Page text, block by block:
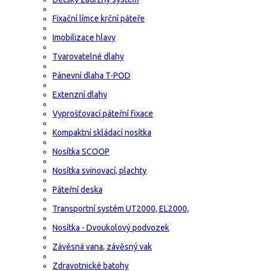
Fixační límce krční páteře
Imobilizace hlavy
Tvarovatelné dlahy
Pánevní dlaha T-POD
Extenzní dlahy
Vyprošťovací páteřní fixace
Kompaktní skládací nosítka
Nosítka SCOOP
Nosítka svinovací, plachty
Páteřní deska
Transportní systém UT2000, EL2000,
Nosítka - Dvoukolový podvozek
Závěsná vana, závěsný vak
Zdravotnické batohy